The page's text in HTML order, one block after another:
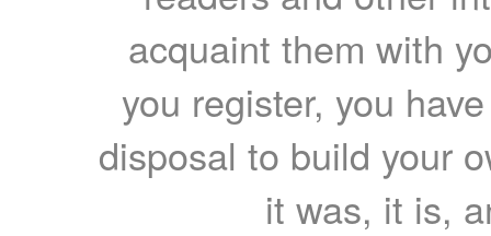
acquaint them with
you register, you
disposal to build your
it was, it is,